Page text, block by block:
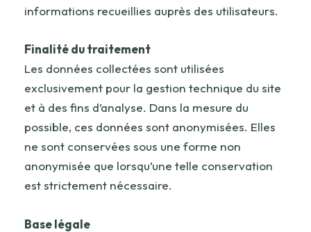
informations recueillies auprès des utilisateurs.
Finalité du traitement
Les données collectées sont utilisées
exclusivement pour la gestion technique du site
et à des fins d’analyse. Dans la mesure du
possible, ces données sont anonymisées. Elles
ne sont conservées sous une forme non
anonymisée que lorsqu’une telle conservation
est strictement nécessaire.
Base légale